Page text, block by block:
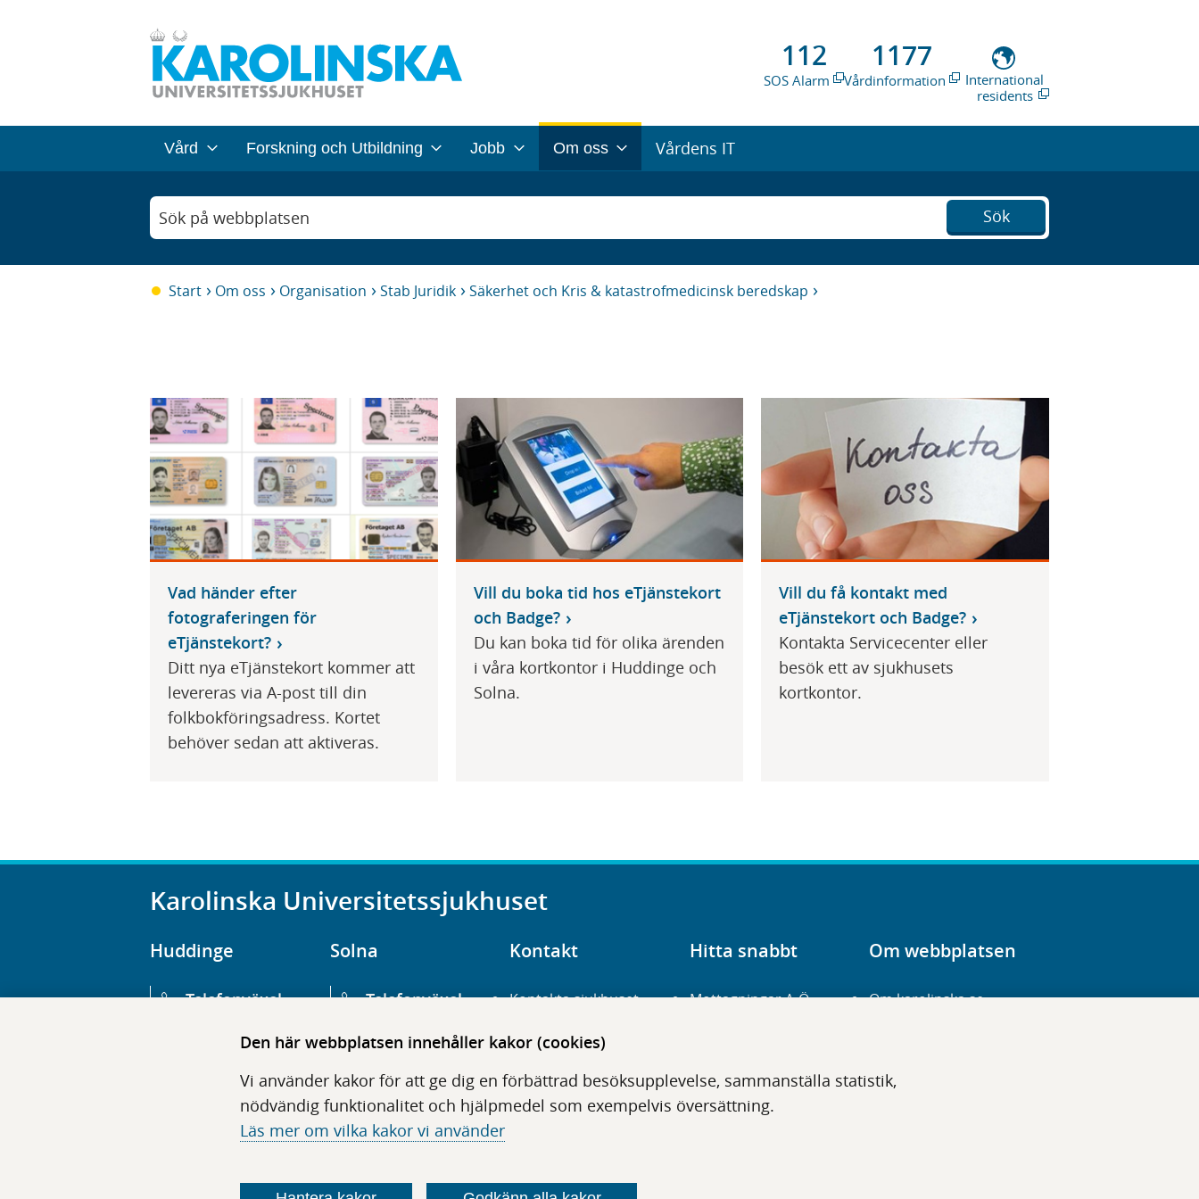
Den här webbplatsen innehåller kakor (cookies)
Vi använder kakor för att ge dig en förbättrad besöksupplevelse, sammanställa statistik,
nödvändig funktionalitet och hjälpmedel som exempelvis översättning.
Läs mer om vilka kakor vi använder
112
SOS Alarm
1177
Vårdinformation
International
residents
Vård Forskning och Utbildning Jobb Om oss Vårdens IT
Sök på webbplatsen Sök
Start Om oss Organisation Stab Juridik Säkerhet och Kris & katastrofmedicinsk beredskap
Vad händer efter
fotograferingen för
eTjänstekort?
Ditt nya eTjänstekort kommer att
levereras via A-post till din
folkbokföringsadress. Kortet
behöver sedan att aktiveras.
Vill du boka tid hos eTjänstekort
och Badge?
Du kan boka tid för olika ärenden
i våra kortkontor i Huddinge och
Solna.
Vill du få kontakt med
eTjänstekort och Badge?
Kontakta Servicecenter eller
besök ett av sjukhusets
kortkontor.
Karolinska Universitetssjukhuset
Huddinge
Telefonväxel
Hälsovägen 13
Solna
Telefonväxel
Huvudentré
Eugeniavägen 3
Kontakt
Kontakta sjukhuset
Hitta hit
Press
Hitta snabbt
Mottagningar A-Ö
Digitala tjänster
Om webbplatsen
Om karolinska.se
Tillgänglighet
Följ oss i sociala medier